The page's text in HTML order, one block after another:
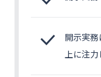
開示実
上に注力